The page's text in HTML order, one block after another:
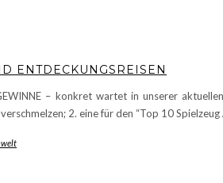
ENTDECKUNGSREISEN
– konkret wartet in unserer
2. eine für den “Top 10